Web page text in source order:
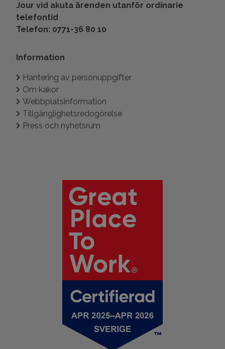
Jour vid akuta ärenden utanför ordinarie
telefontid
Telefon: 0771-36 80 10
Information
Hantering av personuppgifter
Om kakor
Webbplatsinformation
Tillgänglighetsredogörelse
Press och nyhetsrum